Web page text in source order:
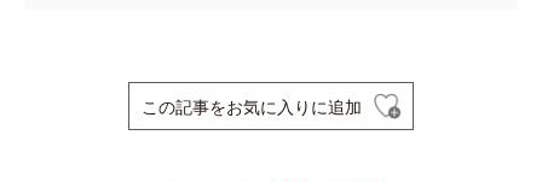
この記事をお気に入りに追加